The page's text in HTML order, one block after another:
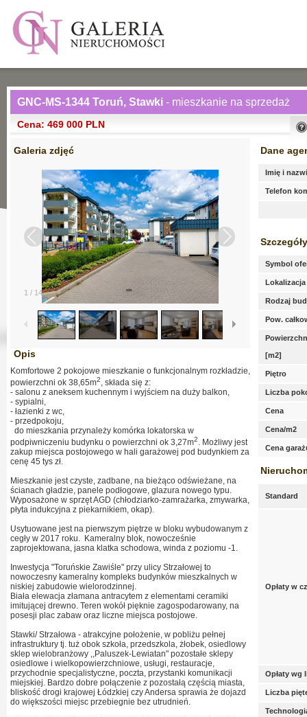
GNC-MS-1344 Toruń, Stawki - mieszkanie na sprzedaż
Cena: 469 000 PLN
Galeria zdjęć
1 / 14
Opis
Komfortowe 2 pokojowe mieszkanie o funkcjonalnym rozkładzie,
powierzchni ok 38,65m2, składa się z:
- salonu z aneksem kuchennym i wyjściem na duży balkon,
- sypialni,
- łazienki z wc,
- przedpokoju,
do mieszkania przynależy komórka lokatorska w
podpiwniczeniu budynku o powierzchni ok 3,27m2. Możliwy jest
zakup miejsca postojowego w hali garażowej pod budynkiem za
cenę 45 tys zł.
Mieszkanie jest czyste, zadbane, na bieżąco odświeżane, na
ścianach gładzie, panele podłogowe, glazura nowego typu.
Wyposażone w sprzęt AGD (chłodziarko-zamrażarka, zmywarka,
płyta indukcyjna z piekarnikiem, okap).
Usytuowane jest na pierwszym piętrze w bloku wybudowanym z
cegły w 2017 roku. Kameralny blok, nowocześnie
zaprojektowana, jasna klatka schodowa, winda z poziomu -1.
Inwestycja "Toruńskie Zawiśle" przy ulicy Strzałowej to
nowoczesny kameralny kompleks budynków mieszkalnych w
niskiej zabudowie wielorodzinnej.
Biała elewacja złamana antracytem z elementami ceramiki
imitującej drewno. Teren wokół pięknie zagospodarowany, na
posesji plac zabaw oraz liczne miejsca postojowe.
Stawki/ Strzałowa - atrakcyjne położenie, w pobliżu pełnej
infrastruktury tj. tuż obok szkoła, przedszkola, żłobek, osiedlowy
sklep wielobranżowy ,,Paluszek-Lewiatan" pozostałe sklepy
osiedlowe i wielkopowierzchniowe, usługi, restauracje,
przychodnie specjalistyczne, poczta, przystanki komunikacji
miejskiej. Bardzo dobre połączenie z pozostałą częścią miasta,
bliskość drogi krajowej Łódzkiej czy Andersa sprawia że dojazd
do większości miejsc przebiegnie bez utrudnień.
Dane
Imię i
Telefon
Symbol
Lokalizacja
Rodzaj
Pow.
[m2]
Piętro
Liczba
Cena
Cena/m2
Cena
Standard
Opłaty w
Opłaty wg
Liczba